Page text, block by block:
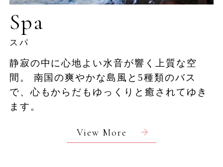
Spa
スパ
静寂の中に心地よい水音が響く上質な空
間。
南国の爽やかな島風と5種類のバス
で、心もからだもゆっくりと癒されてゆき
ます。
View More